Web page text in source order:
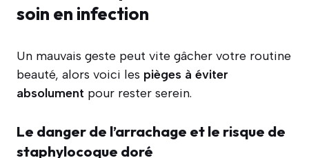
soin en infection
Un mauvais geste peut vite gâcher votre routine
beauté, alors voici les pièges à éviter
absolument pour rester serein.
Le danger de l’arrachage et le risque de
staphylocoque doré